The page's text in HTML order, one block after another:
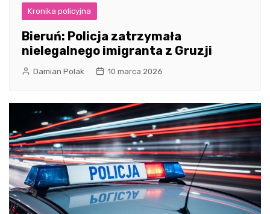
Kronika policyjna
Bieruń: Policja zatrzymała
nielegalnego imigranta z Gruzji
Damian Polak 10 marca 2026